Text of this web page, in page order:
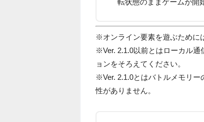
※オンライン要素を遊ぶために
※Ver. 2.1.0以前とはローカル通
ョンをそろえてください。
※Ver. 2.1.0とはバトルメモリー
性がありません。